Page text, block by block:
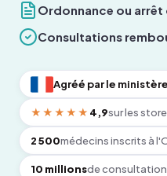
Ordonnance ou arrêt
Consultations
Agréé par le
★★★★★ 4,9sur les
2 500médecins inscrits à
10 millionsde